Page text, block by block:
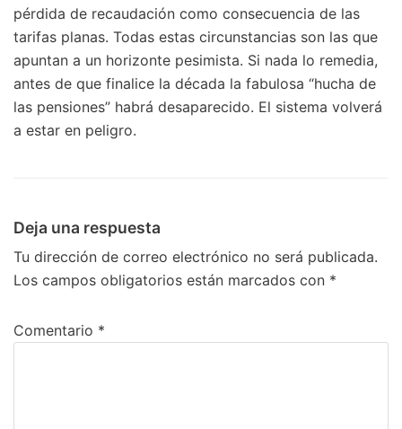
pérdida de recaudación como consecuencia de las
tarifas planas. Todas estas circunstancias son las que
apuntan a un horizonte pesimista. Si nada lo remedia,
antes de que finalice la década la fabulosa “hucha de
las pensiones” habrá desaparecido. El sistema volverá
a estar en peligro.
Deja una respuesta
Tu dirección de correo electrónico no será publicada.
Los campos obligatorios están marcados con *
Comentario *